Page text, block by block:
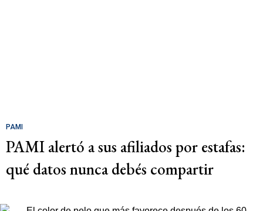
PAMI
PAMI alertó a sus afiliados por estafas:
qué datos nunca debés compartir